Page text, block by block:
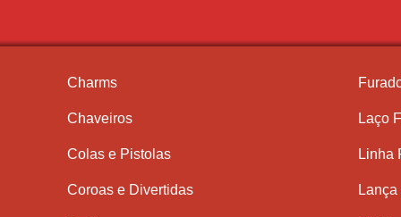
Charms
Chaveiros
Colas e Pistolas
Coroas e Divertidas
Laço
Linha